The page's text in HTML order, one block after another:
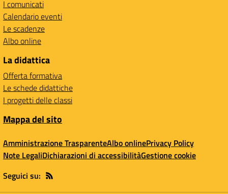
I comunicati
Calendario eventi
Le scadenze
Albo online
La didattica
Offerta formativa
Le schede didattiche
I progetti delle classi
Mappa del sito
Amministrazione TrasparenteAlbo onlinePrivacy Policy
Note LegaliDichiarazioni di accessibilitàGestione cookie
Seguici su: